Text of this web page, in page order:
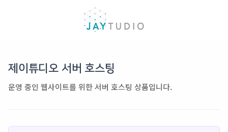
제이튜디오 서버 호스팅
운영 중인 웹사이트를 위한 서버 호스팅 상품입니다.